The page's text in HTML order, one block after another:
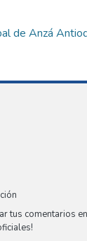
de Anzá
tus comentarios en